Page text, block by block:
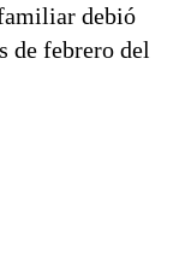
debió
de febrero del